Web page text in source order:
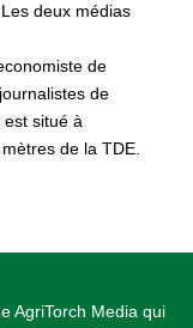
deux médias
de
de
est situé à
de la TDE.
AgriTorch Media qui